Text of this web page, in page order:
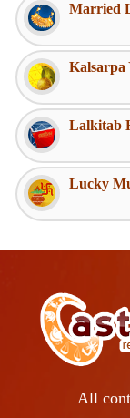
Married
Kalsarpa
Lalkitab
Lucky
All